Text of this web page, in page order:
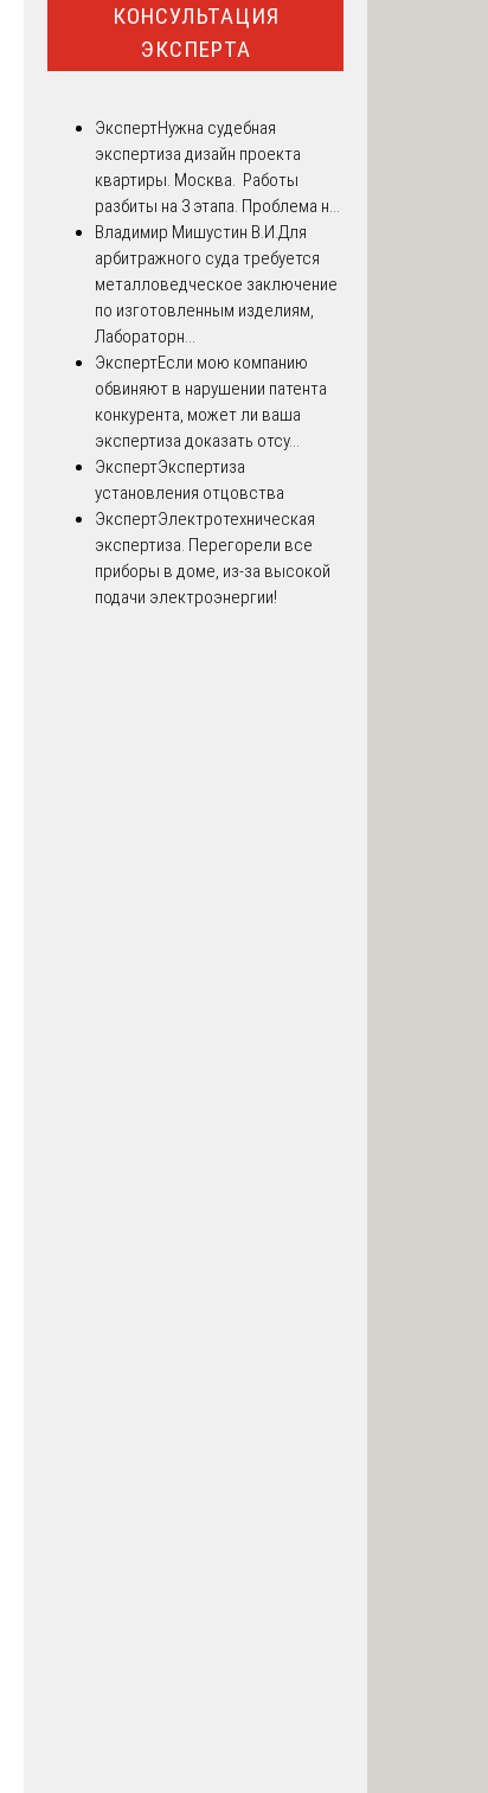
КОНСУЛЬТАЦИЯ
ЭКСПЕРТА
ЭкспертНужна судебная
экспертиза дизайн проекта
квартиры. Москва. Работы
разбиты на 3 этапа. Проблема н...
Владимир Мишустин В.И.Для
арбитражного суда требуется
металловедческое заключение
по изготовленным изделиям,
Лабораторн...
ЭкспертЕсли мою компанию
обвиняют в нарушении патента
конкурента, может ли ваша
экспертиза доказать отсу...
ЭкспертЭкспертиза
установления отцовства
ЭкспертЭлектротехническая
экспертиза. Перегорели все
приборы в доме, из-за высокой
подачи электроэнергии!